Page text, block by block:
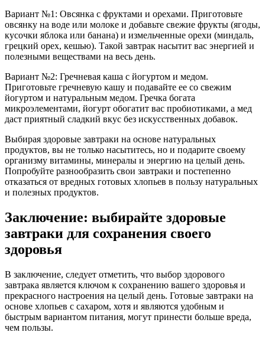
Вариант №1: Овсянка с фруктами и орехами. Приготовьте
овсянку на воде или молоке и добавьте свежие фрукты (ягоды,
кусочки яблока или банана) и измельченные орехи (миндаль,
грецкий орех, кешью). Такой завтрак насытит вас энергией и
полезными веществами на весь день.
Вариант №2: Гречневая каша с йогуртом и медом.
Приготовьте гречневую кашу и подавайте ее со свежим
йогуртом и натуральным медом. Гречка богата
микроэлементами, йогурт обогатит вас пробиотиками, а мед
даст приятный сладкий вкус без искусственных добавок.
Выбирая здоровые завтраки на основе натуральных
продуктов, вы не только насытитесь, но и подарите своему
организму витамины, минералы и энергию на целый день.
Попробуйте разнообразить свои завтраки и постепенно
отказаться от вредных готовых хлопьев в пользу натуральных
и полезных продуктов.
Заключение: выбирайте здоровые
завтраки для сохранения своего
здоровья
В заключение, следует отметить, что выбор здорового
завтрака является ключом к сохранению вашего здоровья и
прекрасного настроения на целый день. Готовые завтраки на
основе хлопьев с сахаром, хотя и являются удобным и
быстрым вариантом питания, могут принести больше вреда,
чем пользы.